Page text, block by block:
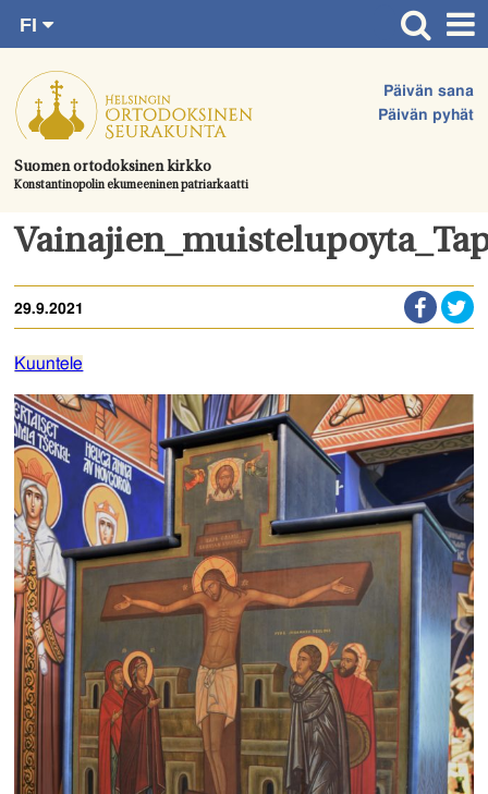
suoraan
sisältöön.
Suomen ortodoksinen kirkko
Konstantinopolin ekumeeninen patriarkaatti
Päivän sana
Päivän pyhät
FI
SV
EN
UA
Etusivu
Ajankohtaista
Juhlat & toimitukset
Kirkot
Tule mukaan
Hautausmaa
Yhteystiedot
29.9.2021
Kuuntele